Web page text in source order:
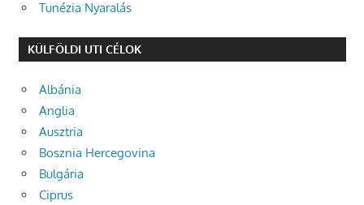
Tunézia Nyaralás
KÜLFÖLDI UTI CÉLOK
Albánia
Anglia
Ausztria
Bosznia Hercegovina
Bulgária
Ciprus